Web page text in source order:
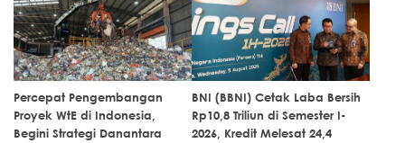
Percepat Pengembangan
Proyek WtE di Indonesia,
Begini Strategi Danantara
BNI (BBNI) Cetak Laba Bersih
Rp10,8 Triliun di Semester I-
2026, Kredit Melesat 24,4